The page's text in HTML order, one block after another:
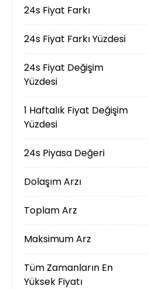
24s Fiyat Farkı
24s Fiyat Farkı Yüzdesi
24s Fiyat Değişim
Yüzdesi
1 Haftalık Fiyat Değişim
Yüzdesi
24s Piyasa Değeri
Dolaşım Arzı
Toplam Arz
Maksimum Arz
Tüm Zamanların En
Yüksek Fiyatı